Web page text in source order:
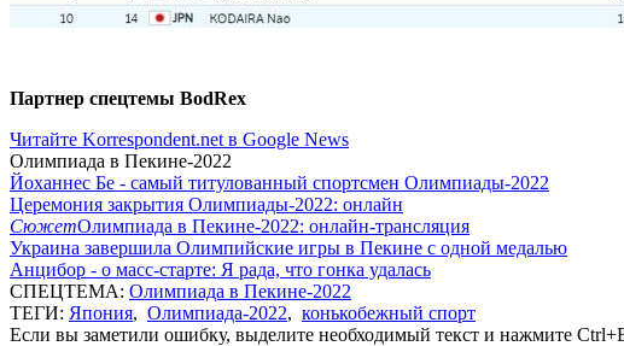
Партнер спецтемы BodRex
Читайте Korrespondent.net в Google News
Олимпиада в Пекине-2022
Йоханнес Бе - самый титулованный спортсмен Олимпиады-2022
Церемония закрытия Олимпиады-2022: онлайн
СюжетОлимпиада в Пекине-2022: онлайн-трансляция
Украина завершила Олимпийские игры в Пекине с одной медалью
Анцибор - о масс-старте: Я рада, что гонка удалась
СПЕЦТЕМА: Олимпиада в Пекине-2022
ТЕГИ: Япония, Олимпиада-2022, конькобежный спорт
Если вы заметили ошибку, выделите необходимый текст и нажмите